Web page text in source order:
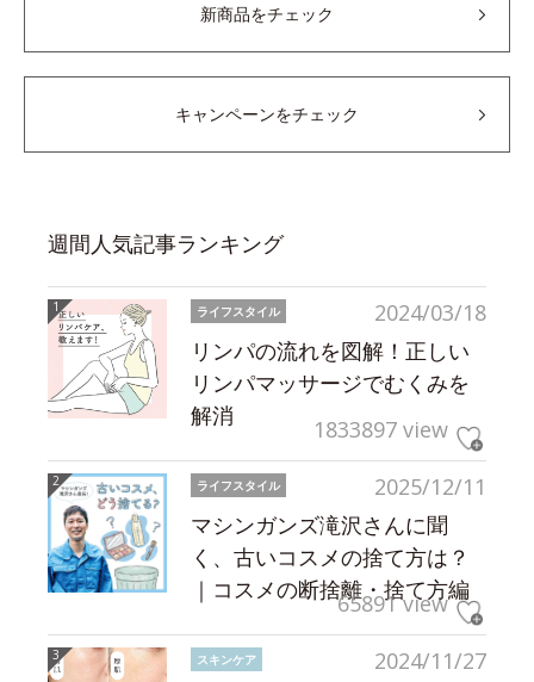
新商品をチェック
キャンペーンをチェック
週間人気記事ランキング
2024/03/18
ライフスタイル
リンパの流れを図解！正しい
リンパマッサージでむくみを
解消
1833897 view
2025/12/11
ライフスタイル
マシンガンズ滝沢さんに聞
く、古いコスメの捨て方は？
｜コスメの断捨離・捨て方編
65891 view
2024/11/27
スキンケア